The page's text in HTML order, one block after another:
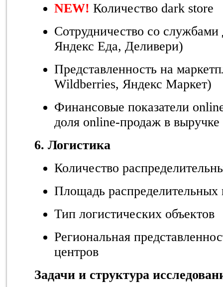
NEW! Количество dark store
Сотрудничество со
Яндекс Еда, Деливери)
Представленность на
Wildberries, Яндекс Маркет)
Финансовые показатели
доля online-продаж в
6. Логистика
Количество
Площадь распределительных
Тип логистических объектов
Региональная
центров
Задачи и структура